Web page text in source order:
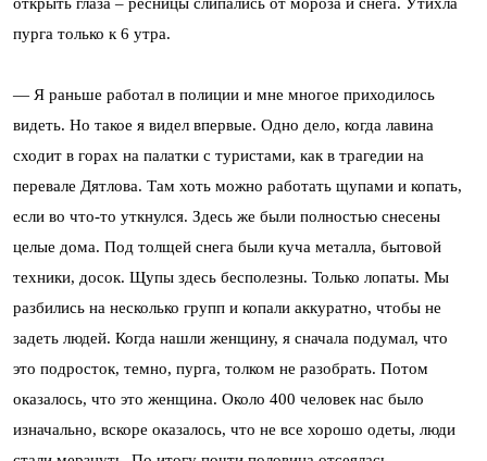
пурга только к 6 утра.
— Я раньше работал в полиции и мне многое приходилось
видеть. Но такое я видел впервые. Одно дело, когда лавина
сходит в горах на палатки с туристами, как в трагедии на
перевале Дятлова. Там хоть можно работать щупами и копать,
если во что-то уткнулся. Здесь же были полностью снесены
целые дома. Под толщей снега были куча металла, бытовой
техники, досок. Щупы здесь бесполезны. Только лопаты. Мы
разбились на несколько групп и копали аккуратно, чтобы не
задеть людей. Когда нашли женщину, я сначала подумал, что
это подросток, темно, пурга, толком не разобрать. Потом
оказалось, что это женщина. Около 400 человек нас было
изначально, вскоре оказалось, что не все хорошо одеты, люди